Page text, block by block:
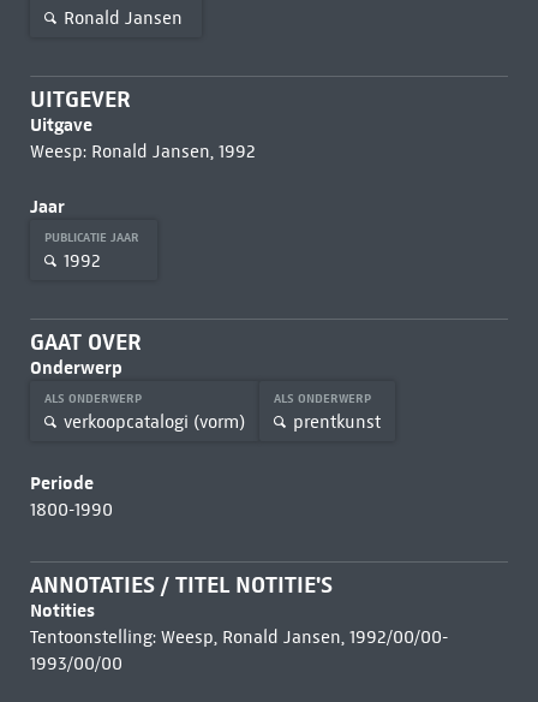
Ronald Jansen
UITGEVER
Uitgave
Weesp: Ronald Jansen, 1992
Jaar
PUBLICATIE JAAR
1992
GAAT OVER
Onderwerp
ALS ONDERWERP
verkoopcatalogi (vorm)
ALS ONDERWERP
prentkunst
Periode
1800-1990
ANNOTATIES / TITEL NOTITIE'S
Notities
Tentoonstelling: Weesp, Ronald Jansen, 1992/00/00-
1993/00/00